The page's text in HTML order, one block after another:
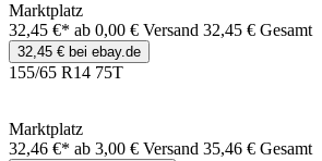
Marktplatz
32,45 €* ab 0,00 € Versand 32,45 € Gesamt
32,45 € bei ebay.de
155/65 R14 75T
Marktplatz
32,46 €* ab 3,00 € Versand 35,46 € Gesamt